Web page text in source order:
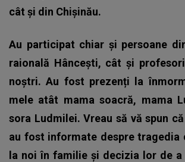
cât și din Chișinău.
Au participat chiar și persoane
raională Hâncești, cât și
noștri. Au fost prezenți la
mele atât mama soacră, mama
sora Ludmilei. Vreau să vă spun
au fost informate despre tragedia
la noi în familie și decizia lor de a